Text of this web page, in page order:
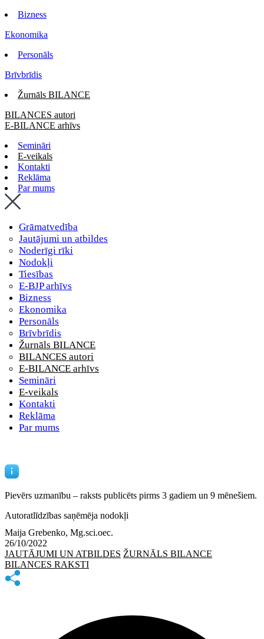
Bizness
Ekonomika
Personāls
Brīvbrīdis
Žurnāls BILANCE
BILANCES autori
E-BILANCE arhīvs
Semināri
E-veikals
Kontakti
Reklāma
Par mums
Grāmatvedība
Jautājumi un atbildes
Noderīgi rīki
Nodokļi
Tiesības
E-BJP arhīvs
Bizness
Ekonomika
Personāls
Brīvbrīdis
Žurnāls BILANCE
BILANCES autori
E-BILANCE arhīvs
Semināri
E-veikals
Kontakti
Reklāma
Par mums
Pievērs uzmanību – raksts publicēts pirms 3 gadiem un 9 mēnešiem.
Autoratlīdzības saņēmēja nodokļi
Maija Grebenko, Mg.sci.oec.
26/10/2022
JAUTĀJUMI UN ATBILDES ŽURNĀLS BILANCE
BILANCES RAKSTI